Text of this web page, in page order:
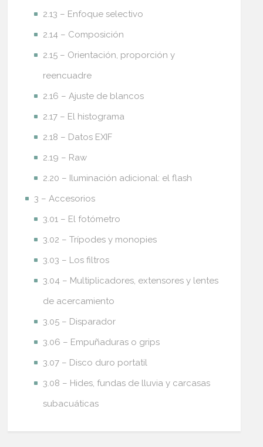
2.13 – Enfoque selectivo
2.14 – Composición
2.15 – Orientación, proporción y
reencuadre
2.16 – Ajuste de blancos
2.17 – El histograma
2.18 – Datos EXIF
2.19 – Raw
2.20 – Iluminación adicional: el flash
3 – Accesorios
3.01 – El fotómetro
3.02 – Trípodes y monopies
3.03 – Los filtros
3.04 – Multiplicadores, extensores y lentes
de acercamiento
3.05 – Disparador
3.06 – Empuñaduras o grips
3.07 – Disco duro portatil
3.08 – Hides, fundas de lluvia y carcasas
subacuáticas